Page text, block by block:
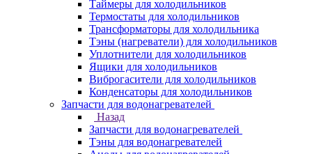
Таймеры для холодильников
Термостаты для холодильников
Трансформаторы для холодильника
Тэны (нагреватели) для холодильников
Уплотнители для холодильников
Ящики для холодильников
Виброгасители для холодильников
Конденсаторы для холодильников
Запчасти для водонагревателей
Назад
Запчасти для водонагревателей
Тэны для водонагревателей